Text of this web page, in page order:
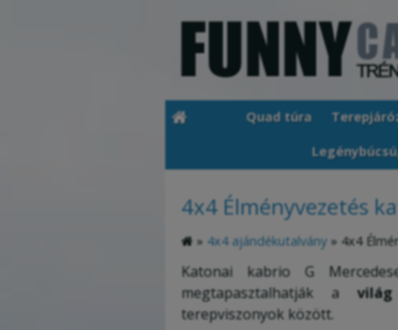
Quad túra
4x4 Élményvezetés
» 4x4 ajándékutalvány » 4x4
Katonai kabrio G
megtapasztalhatják a
terepviszonyok között.